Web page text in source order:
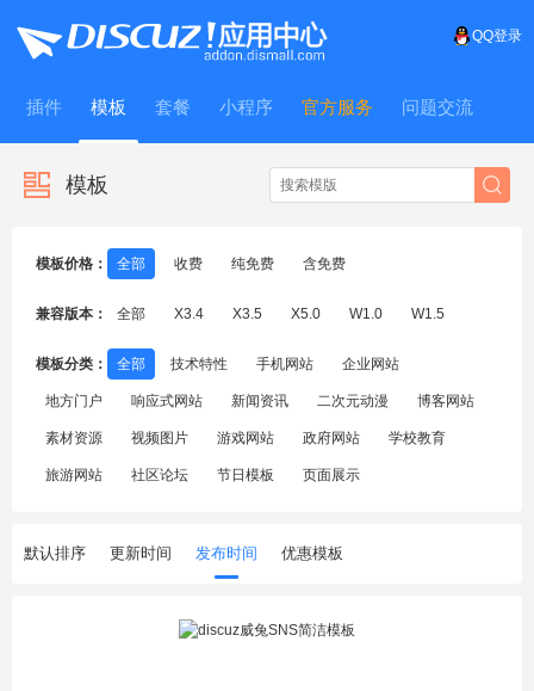
QQ登录
插件 模板 套餐 小程序 官方服务 问题交流
WitFrame
模板
模板价格： 全部 收费 纯免费 含免费
兼容版本： 全部 X3.4 X3.5 X5.0 W1.0 W1.5
模板分类： 全部 技术特性 手机网站 企业网站
地方门户 响应式网站 新闻资讯 二次元动漫 博客网站
素材资源 视频图片 游戏网站 政府网站 学校教育
旅游网站 社区论坛 节日模板 页面展示
默认排序 更新时间 发布时间 优惠模板